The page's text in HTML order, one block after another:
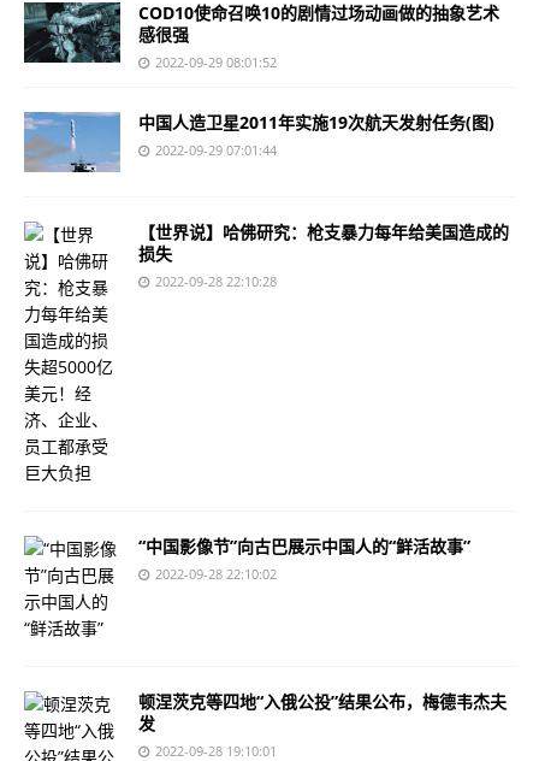
COD10使命召唤10的剧情过场动画做的抽象艺术
感很强
2022-09-29 08:01:52
中国人造卫星2011年实施19次航天发射任务(图)
2022-09-29 07:01:44
【世界说】哈佛研究：枪支暴力每年给美国造成的
损失
2022-09-28 22:10:28
“中国影像节”向古巴展示中国人的“鲜活故事”
2022-09-28 22:10:02
顿涅茨克等四地“入俄公投”结果公布，梅德韦杰夫
发
2022-09-28 19:10:01